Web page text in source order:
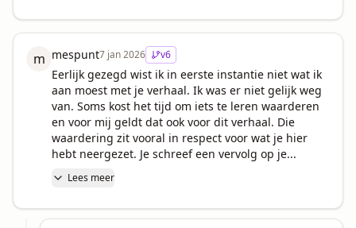
m mespunt7 jan 2026 v6
Eerlijk gezegd wist ik in eerste instantie niet wat ik
aan moest met je verhaal. Ik was er niet gelijk weg
van. Soms kost het tijd om iets te leren waarderen
en voor mij geldt dat ook voor dit verhaal. Die
waardering zit vooral in respect voor wat je hier
hebt neergezet. Je schreef een vervolg op je...
Lees meer